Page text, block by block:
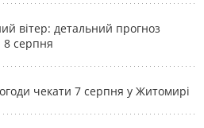
вітер: детальний прогноз
8 серпня
чекати 7 серпня у Житомирі